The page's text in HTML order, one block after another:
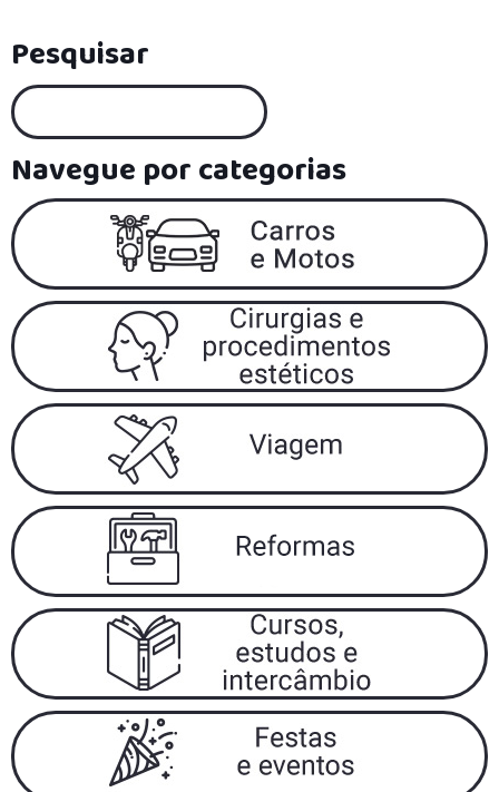
Pesquisar
Navegue por categorias